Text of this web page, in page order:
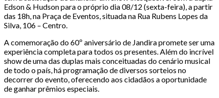
Edson & Hudson para o próprio dia 08/12 (sexta-feira), a partir
das 18h, na Praça de Eventos, situada na Rua Rubens Lopes da
Silva, 106 – Centro.
A comemoração do 60º aniversário de Jandira promete ser uma
experiência completa para todos os presentes. Além do incrível
show de uma das duplas mais conceituadas do cenário musical
de todo o país, há programação de diversos sorteios no
decorrer do evento, oferecendo aos cidadãos a oportunidade
de ganhar prêmios especiais.